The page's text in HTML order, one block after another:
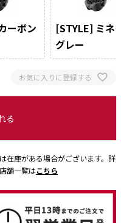
ーボン
[STYLE] ミネ
グレー
お気に入りに登録する
る
在庫がある場合がございます。詳
舗一覧はこちら